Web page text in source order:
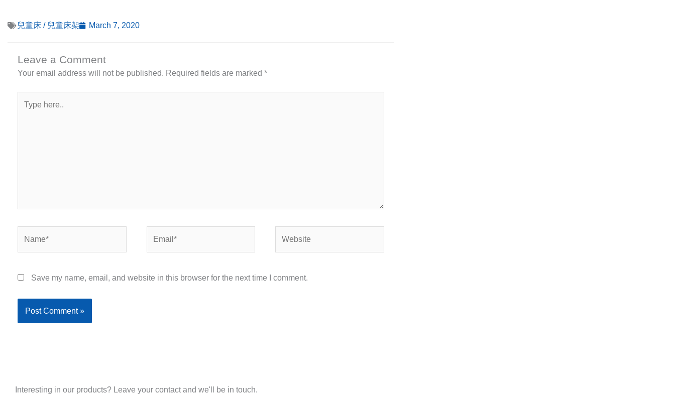
兒童床 / 兒童床架 March 7, 2020
Leave a Comment
Your email address will not be published. Required fields are marked *
here..
Save my name, email, and website in this browser for the next time I comment.
Interesting in our products? Leave your contact and we'll be in touch.